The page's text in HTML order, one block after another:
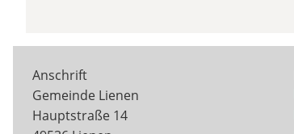
Anschrift
Gemeinde Lienen
Hauptstraße 14